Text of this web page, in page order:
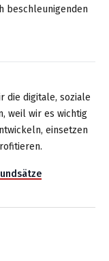
beschleunigenden
die digitale, soziale
weil wir es wichtig
einsetzen